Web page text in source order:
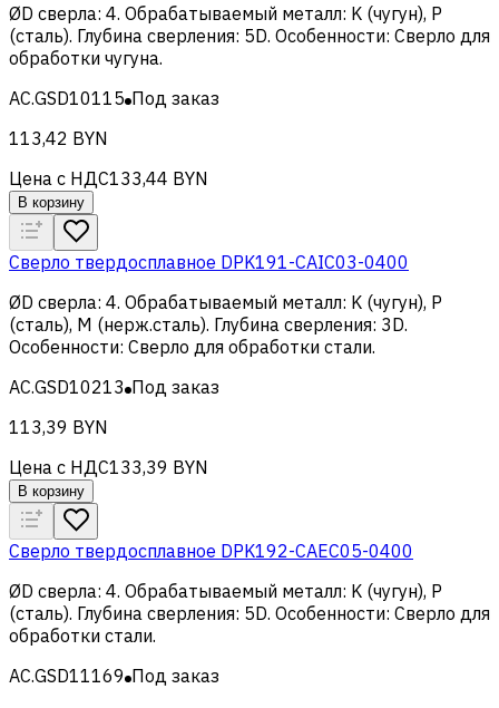
ØD сверла: 4. Обрабатываемый металл: K (чугун), Р
(сталь). Глубина сверления: 5D. Особенности: Сверло для
обработки чугуна.
AC.GSD10115 Под заказ
113,42 BYN
Цена с НДС133,44 BYN
В корзину
Сверло твердосплавное DPK191-CAIC03-0400
ØD сверла: 4. Обрабатываемый металл: K (чугун), Р
(сталь), M (нерж.сталь). Глубина сверления: 3D.
Особенности: Сверло для обработки стали.
AC.GSD10213 Под заказ
113,39 BYN
Цена с НДС133,39 BYN
В корзину
Сверло твердосплавное DPK192-CAEC05-0400
ØD сверла: 4. Обрабатываемый металл: K (чугун), Р
(сталь). Глубина сверления: 5D. Особенности: Сверло для
обработки стали.
AC.GSD11169 Под заказ